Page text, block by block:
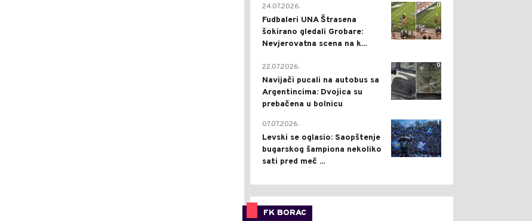
0
24.07.2026.
Fudbaleri UNA Štrasena
šokirano gledali Grobare:
Nevjerovatna scena na k...
0
22.07.2026.
Navijači pucali na autobus sa
Argentincima: Dvojica su
prebačena u bolnicu
1
07.07.2026.
Levski se oglasio: Saopštenje
bugarskog šampiona nekoliko
sati pred meč ...
FK BORAC